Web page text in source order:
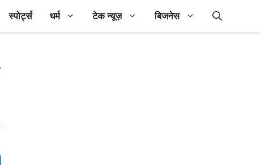
स्पोर्ट्स धर्म टेक न्यूज़ बिजनेस